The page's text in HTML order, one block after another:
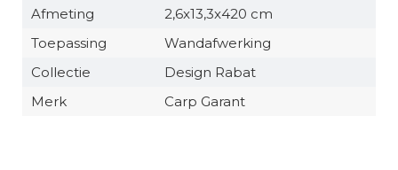
Afmeting
2,6x13,3x420 cm
Toepassing
Wandafwerking
Collectie
Design Rabat
Merk
Carp Garant